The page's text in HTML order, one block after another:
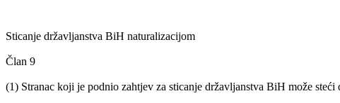
Sticanje državljanstva BiH naturalizacijom
Član 9
(1) Stranac koji je podnio zahtjev za sticanje državljanstva BiH može